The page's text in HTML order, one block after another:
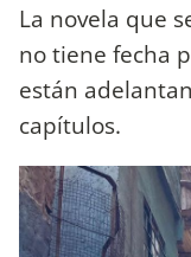
La novela que
no tiene fecha
están
capítulos.